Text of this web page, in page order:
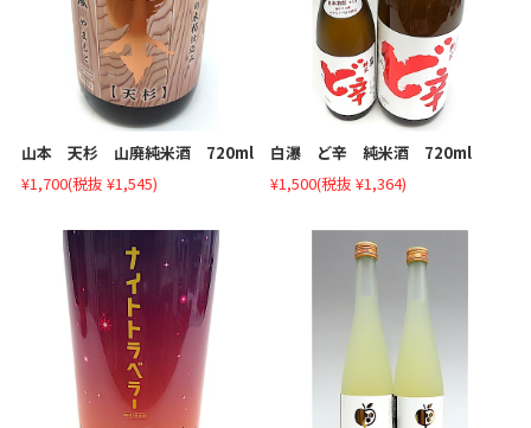
山本 天杉 山廃純米酒 720ml
¥1,700(税抜 ¥1,545)
白瀑 ど辛 純米酒 720ml
¥1,500(税抜 ¥1,364)